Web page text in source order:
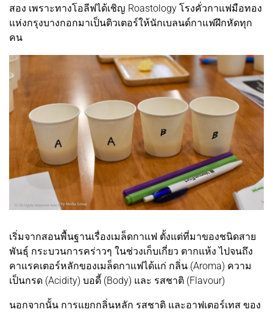
สอง เพราะทางโอลีฟได้เชิญ Roastology โรงคั่วกาแฟมือทอง
แห่งกรุงบางกอกมาเป็นติวเตอร์ให้นักเบลนด์กาแฟฝึกหัดทุก
คน
เริ่มจากสอนพื้นฐานเรื่องเมล็ดกาแฟ ตั้งแต่ที่มาของชนิดสาย
พันธุ์ กระบวนการคร่าวๆ ในช่วงเก็บเกี่ยว ตากแห้ง ไปจนถึง
คาแรคเตอร์หลักของเมล็ดกาแฟได้แก่ กลิ่น (Aroma) ความ
เป็นกรด (Acidity) บอดี้ (Body) และ รสชาติ (Flavour)
นอกจากนั้น การแยกกลิ่นหลัก รสชาติ และอาฟเตอร์เทส ของ